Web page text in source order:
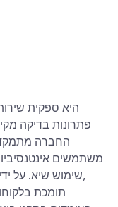
פתרונות בדיקה
החברה
משתמשים
שימוש שיא. על